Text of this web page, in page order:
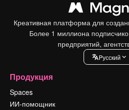
Креативная платформа для
Более 1 миллиона
предприятий,
Pусский
Продукция
Spaces
ИИ-помощник